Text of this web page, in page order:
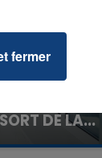
DE LA...
clinique qui a
fermer